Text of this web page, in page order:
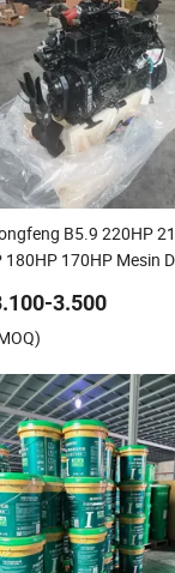
B5.9 220HP
180HP 170HP Mesin
3.500